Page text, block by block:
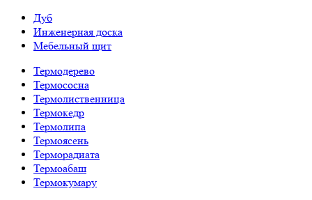
Дуб
Инженерная доска
Мебельный щит
Термодерево
Термососна
Термолиственница
Термокедр
Термолипа
Термоясень
Терморадиата
Термоабаш
Термокумару